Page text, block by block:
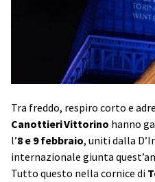
Tra freddo, respiro corto e
Canottieri Vittorino hanno
l’8 e 9 febbraio, uniti dalla
internazionale giunta
Tutto questo nella cornice di